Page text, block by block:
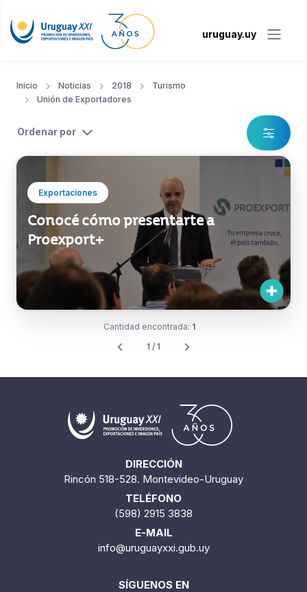
uruguay.uy
Inicio Noticias 2018
Turismo
Unión de Exportadores
Ordenar por
Exportaciones
Conocé cómo presentarte a
Proexport+
Cantidad encontrada: 1
1 / 1
DIRECCIÓN
Rincón 518-528. Montevideo-Uruguay
TELÉFONO
(598) 2915 3838
E-MAIL
info@uruguayxxi.gub.uy
SÍGUENOS EN